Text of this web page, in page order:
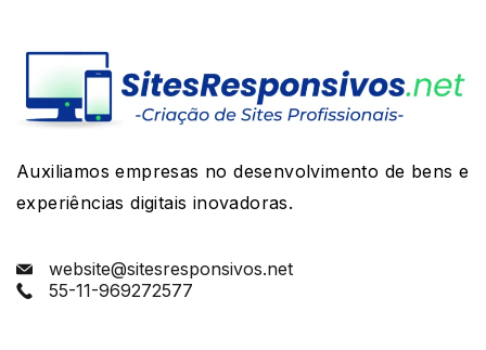
Auxiliamos empresas no desenvolvimento de bens e
experiências digitais inovadoras.
website@sitesresponsivos.net
55-11-969272577